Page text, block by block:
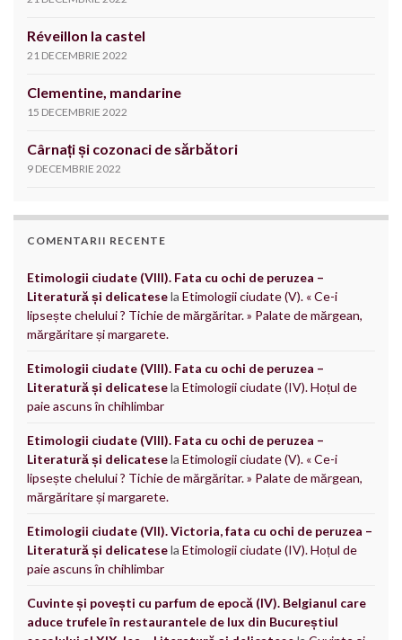
Réveillon la castel
21 DECEMBRIE 2022
Clementine, mandarine
15 DECEMBRIE 2022
Cârnați și cozonaci de sărbători
9 DECEMBRIE 2022
COMENTARII RECENTE
Etimologii ciudate (VIII). Fata cu ochi de peruzea –
Literatură și delicatesela Etimologii ciudate (V). « Ce-i
lipsește chelului ? Tichie de mărgăritar. » Palate de mărgean,
mărgăritare și margarete.
Etimologii ciudate (VIII). Fata cu ochi de peruzea –
Literatură și delicatesela Etimologii ciudate (IV). Hoțul de
paie ascuns în chihlimbar
Etimologii ciudate (VIII). Fata cu ochi de peruzea –
Literatură și delicatesela Etimologii ciudate (V). « Ce-i
lipsește chelului ? Tichie de mărgăritar. » Palate de mărgean,
mărgăritare și margarete.
Etimologii ciudate (VII). Victoria, fata cu ochi de peruzea –
Literatură și delicatesela Etimologii ciudate (IV). Hoțul de
paie ascuns în chihlimbar
Cuvinte și povești cu parfum de epocă (IV). Belgianul care
aduce trufele în restaurantele de lux din Bucureștiul